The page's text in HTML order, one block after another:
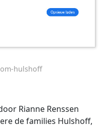
hulshoff
Rianne Renssen
de families Hulshoff,